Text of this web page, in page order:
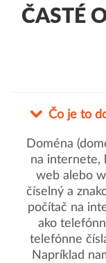
ČASTÉ
Čo je to
Doména
na internete,
web alebo
číselný a
počítač na
ako
telefónne
Napríklad